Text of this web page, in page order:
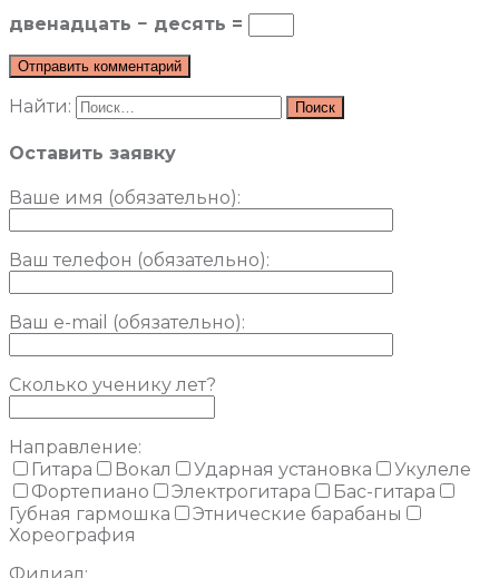
двенадцать − десять =
Найти:
Оставить заявку
Ваше имя (обязательно):
Ваш телефон (обязательно):
Ваш e-mail (обязательно):
Сколько ученику лет?
Направление:
Гитара
Вокал Ударная установка
Укулеле
Фортепиано
Электрогитара
Бас-гитара
Губная гармошка
Этнические барабаны
Хореография